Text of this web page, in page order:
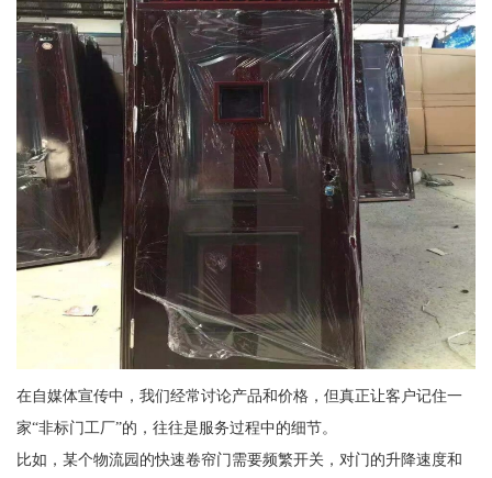
在自媒体宣传中，我们经常讨论产品和价格，但真正让客户记住一
家“非标门工厂”的，往往是服务过程中的细节。
比如，某个物流园的快速卷帘门需要频繁开关，对门的升降速度和